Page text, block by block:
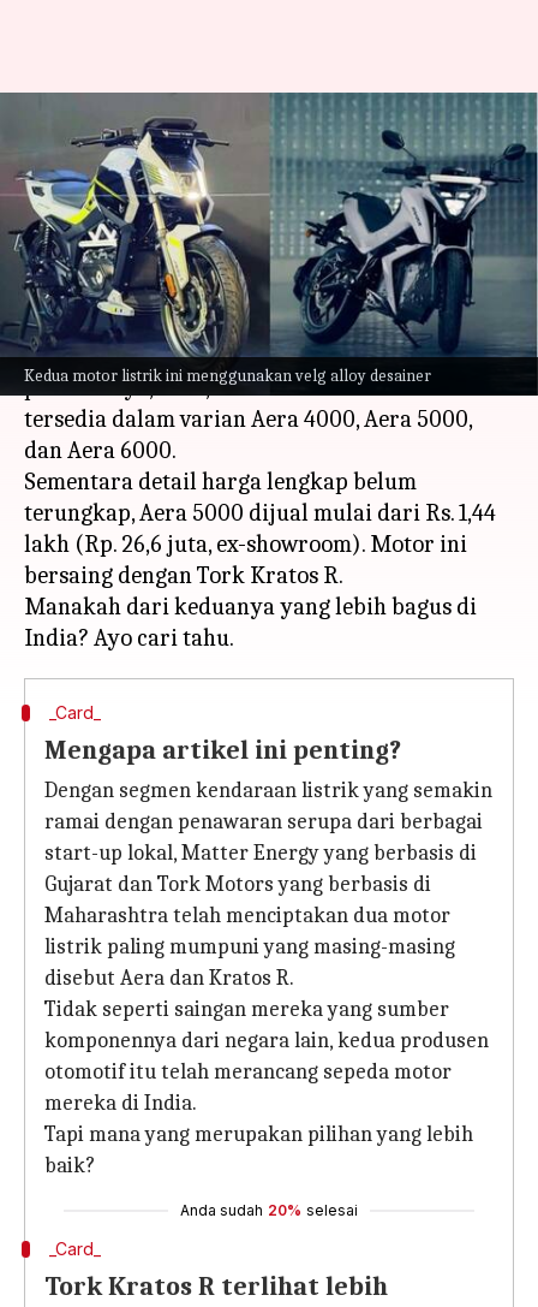
Kedua motor listrik ini menggunakan velg alloy desainer
Matter Aera 5000 vs Tork
Kratos R: Mana yang lebih
baik?
menulis Bob Mar 02, 2023 11:03 am
Apa ceritanya
Matter Energy telah meluncurkan penawaran
pertamanya, Aera, di India. Motor listrik ini
tersedia dalam varian Aera 4000, Aera 5000,
dan Aera 6000.
Sementara detail harga lengkap belum
terungkap, Aera 5000 dijual mulai dari Rs. 1,44
lakh (Rp. 26,6 juta, ex-showroom). Motor ini
bersaing dengan Tork Kratos R.
Manakah dari keduanya yang lebih bagus di
_Card_
Mengapa artikel ini penting?
Dengan segmen kendaraan listrik yang semakin
ramai dengan penawaran serupa dari berbagai
start-up lokal, Matter Energy yang berbasis di
Gujarat dan Tork Motors yang berbasis di
Maharashtra telah menciptakan dua motor
listrik paling mumpuni yang masing-masing
disebut Aera dan Kratos R.
Tidak seperti saingan mereka yang sumber
komponennya dari negara lain, kedua produsen
otomotif itu telah merancang sepeda motor
mereka di India.
Tapi mana yang merupakan pilihan yang lebih
baik?
Anda sudah 20% selesai
_Card_
Tork Kratos R terlihat lebih